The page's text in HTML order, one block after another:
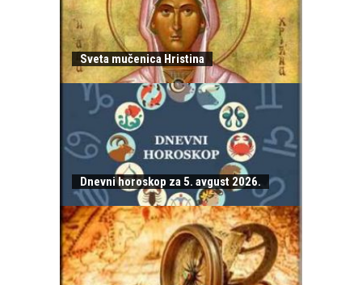
Sveta mučenica Hristina
Dnevni horoskop za 5. avgust 2026.